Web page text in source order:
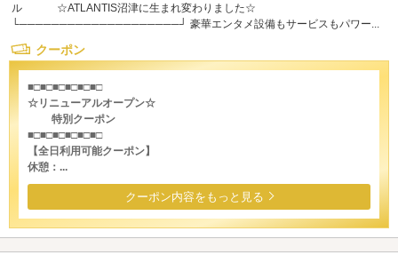
ル ☆ATLANTIS沼津に生まれ変わりました☆
└────────────────────┘ 豪華エンタメ設備もサービスもパワー...
クーポン
■□■□■□■□■□■□
☆リニューアルオープン☆
特別クーポン
■□■□■□■□■□■□
【全日利用可能クーポン】
休憩：...
クーポン内容をもっと見る